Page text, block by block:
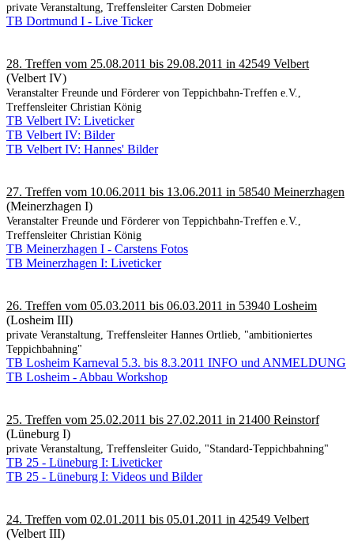
private Veranstaltung, Treffensleiter Carsten Dobmeier
TB Dortmund I - Live Ticker
28. Treffen vom 25.08.2011 bis 29.08.2011 in 42549 Velbert
(Velbert IV)
Veranstalter Freunde und Förderer von Teppichbahn-Treffen e.V.,
Treffensleiter Christian König
TB Velbert IV: Liveticker
TB Velbert IV: Bilder
TB Velbert IV: Hannes' Bilder
27. Treffen vom 10.06.2011 bis 13.06.2011 in 58540 Meinerzhagen
(Meinerzhagen I)
Veranstalter Freunde und Förderer von Teppichbahn-Treffen e.V.,
Treffensleiter Christian König
TB Meinerzhagen I - Carstens Fotos
TB Meinerzhagen I: Liveticker
26. Treffen vom 05.03.2011 bis 06.03.2011 in 53940 Losheim
(Losheim III)
private Veranstaltung, Treffensleiter Hannes Ortlieb, "ambitioniertes
Teppichbahning"
TB Losheim Karneval 5.3. bis 8.3.2011 INFO und ANMELDUNG
TB Losheim - Abbau Workshop
25. Treffen vom 25.02.2011 bis 27.02.2011 in 21400 Reinstorf
(Lüneburg I)
private Veranstaltung, Treffensleiter Guido, "Standard-Teppichbahning"
TB 25 - Lüneburg I: Liveticker
TB 25 - Lüneburg I: Videos und Bilder
24. Treffen vom 02.01.2011 bis 05.01.2011 in 42549 Velbert
(Velbert III)